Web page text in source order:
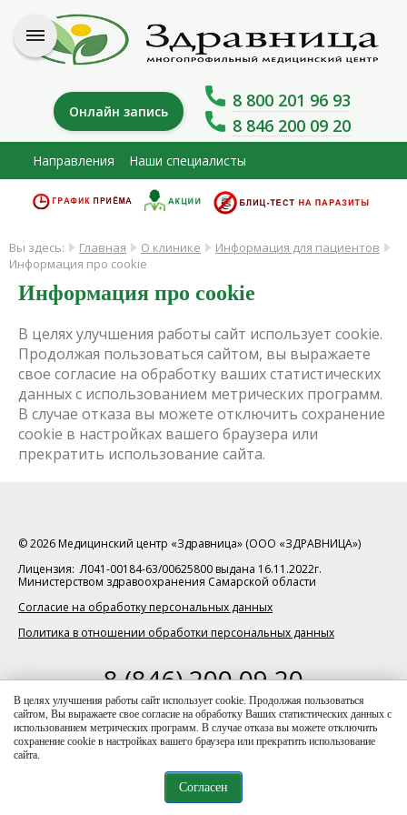
Онлайн запись
8 800 201 96 93
8 846 200 09 20
Направления Наши специалисты
Вы здесь: Главная О клинике
Информация для пациентов
Информация про cookie
В целях улучшения работы сайт использует cookie.
Продолжая пользоваться сайтом, вы выражаете
свое согласие на обработку ваших статистических
данных с использованием метрических программ.
В случае отказа вы можете отключить сохранение
cookie в настройках вашего браузера или
прекратить использование сайта.
Информация про cookie
© 2026 Медицинский центр «Здравница» (ООО «ЗДРАВНИЦА»)
Лицензия: Л041-00184-63/00625800 выдана 16.11.2022г.
Министерством здравоохранения Самарской области
Согласие на обработку персональных данных
Политика в отношении обработки персональных данных
8 (846) 200 09 20
телефон для справок
Данный интернет-ресурс носит исключительно
информационный характер, и ни при каких условиях
информация и цены, размещенные на сайте, не являются
публичной офертой (ст. 437 ГК РФ)
В целях улучшения работы сайт использует cookie. Продолжая пользоваться
сайтом, Вы выражаете свое согласие на обработку Ваших статистических данных с
использованием метрических программ. В случае отказа вы можете отключить
сохранение cookie в настройках вашего браузера или прекратить использование
сайта.
Согласен